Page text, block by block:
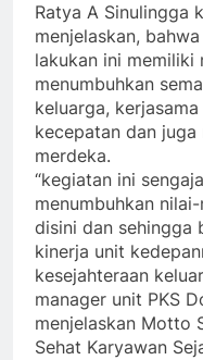
Ratya A Sinulingga
menjelaskan,
lakukan ini memiliki
menumbuhkan
keluarga,
kecepatan dan
merdeka.
“kegiatan ini
menumbuhkan
disini dan sehingga
kinerja unit
kesejahteraan
manager unit PKS
menjelaskan Motto
Sehat Karyawan